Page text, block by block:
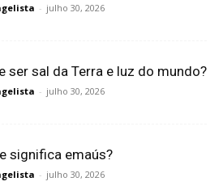
- julho 30, 2026
ser sal da Terra e luz do mundo?
- julho 30, 2026
significa emaús?
- julho 30, 2026